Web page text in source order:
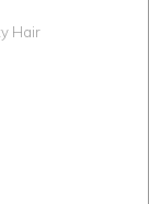
Hair